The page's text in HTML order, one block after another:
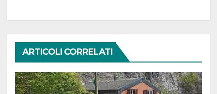
ARTICOLI CORRELATI